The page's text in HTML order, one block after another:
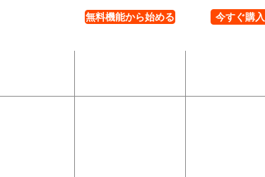
無料機能から始める 今すぐ購入